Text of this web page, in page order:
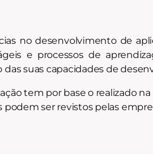
no desenvolvimento de
e processos de
suas capacidades de
tem por base o realizado
ser revistos pelas